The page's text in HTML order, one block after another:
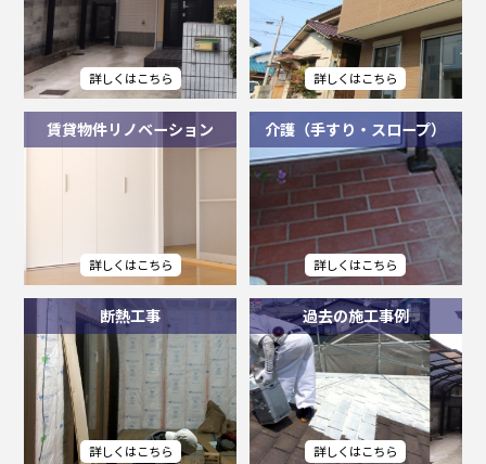
賃貸物件リノベーション 介護（手すり・スロープ）
断熱工事 過去の施工事例